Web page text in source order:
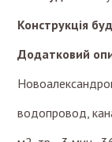
Конструкція
Додатковий
водопровод,